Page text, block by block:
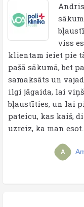
viss
klientam ieiet pie
pašā sākumā, bet
samaksāts un
ilgi jāgaida, lai
bļaustīties, un lai
pateicu, kas kaiš,
uzreiz, ka man
A